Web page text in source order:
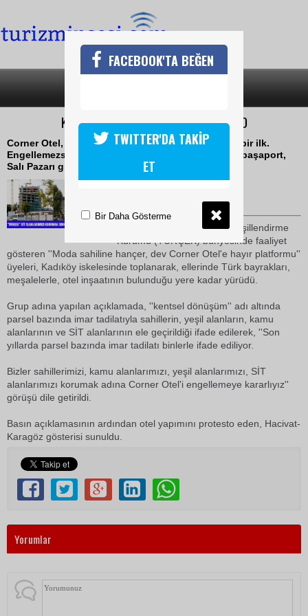
KADIKÖY'DE OTEL YAPIMINA PROTESTO
Corner Otel, Kadıköy sahilinde Boğaz'ın girişinde bir ilk.
Engellemezsek emsal alınacak ve peşi sıra Haydarpaşaport,
Salı Pazarı gibi yeni rant alanlarıyla devam edecek.
Türkiye Çevre Koruma ve Yeşillendirme
Kurumu (TURÇEK) bünyesinde faaliyet
gösteren ''Moda sahiline hançer, dev Corner Otel'e hayır platformu''
üyeleri, Kadıköy iskelesinde toplanarak, ellerinde Türk bayrakları,
meşalelerle, otel inşaatının bulunduğu yere kadar yürüdü.
Grup adına yapılan açıklamada, ''kentsel dönüşüm'' adı altında
parsel bazında imar tadilatıyla sahillerin, yeşil alanların, kamu
alanlarının ve SİT alanlarının ele geçirildiği ifade edilerek, ''Son
yıllarda parsel bazında imar tadilatı binlerle ifade ediliyor.
Bizler sahillerimizi, kamu alanlarımızı, yeşil alanlarımızı, SİT
alanlarımızı korumak adına Corner Otel'i engellemeye kararlıyız''
görüşü dile getirildi.
Basın açıklamasının ardından otel yapımını protesto eden, Hacivat-
Karagöz gösterisi sunuldu.
Yorumlar
FACEBOOK'TA BEĞEN
TWITTER'DA TAKİP
ET
Bir Daha Gösterme